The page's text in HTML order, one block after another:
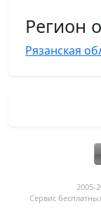
Регион
Рязанская
2005-
Сервис